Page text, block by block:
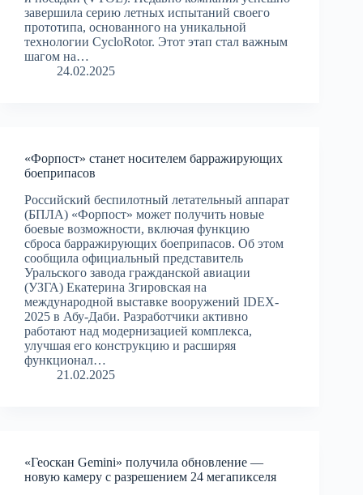
завершила серию летных испытаний своего
прототипа, основанного на уникальной
технологии CycloRotor. Этот этап стал важным
шагом на…
24.02.2025
«Форпост» станет носителем барражирующих
боеприпасов
Российский беспилотный летательный аппарат
(БПЛА) «Форпост» может получить новые
боевые возможности, включая функцию
сброса барражирующих боеприпасов. Об этом
сообщила официальный представитель
Уральского завода гражданской авиации
(УЗГА) Екатерина Згировская на
международной выставке вооружений IDEX-
2025 в Абу-Даби. Разработчики активно
работают над модернизацией комплекса,
улучшая его конструкцию и расширяя
функционал…
21.02.2025
«Геоскан Gemini» получила обновление —
новую камеру с разрешением 24 мегапикселя